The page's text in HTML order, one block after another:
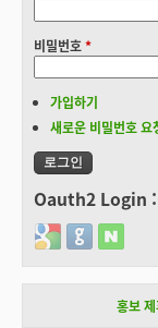
비밀번호*
가입하기
새로운 비밀번호 요
Oauth2 Login :
Login with Google
Login with
Login
홍보